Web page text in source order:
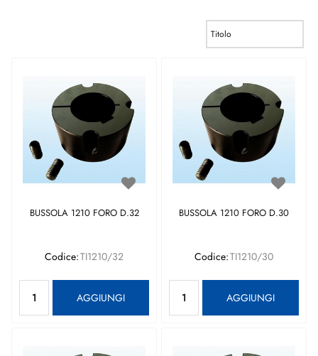
BUSSOLA 1210 FORO D.32
Codice:TI1210/32
AGGIUNGI
BUSSOLA 1210 FORO D.30
Codice:TI1210/30
AGGIUNGI